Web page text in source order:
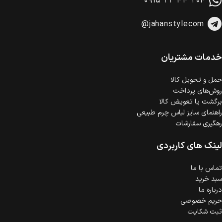
خرید اقساطی با شرایط آسان و بدون ضامن امکان‌پذیر
است.
گارانتی معتبر برای تمامی محصولات ارائه می‌شود.
@jahanstylecom
خدمات مشتریان
حمل‌ و تحویل کالا
روش‌های پرداخت
برگشت یا تعویض کالا
راهنمای سایز لباس چرم طبیعی
رهگیری سفارشات
لینک های کاربردی
تماس با ما
سبد خرید
درباره ما
حریم خصوصی
ثبت شکایت